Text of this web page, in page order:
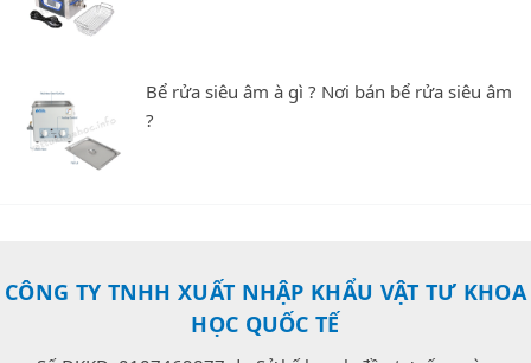
Bể rửa siêu âm à gì ? Nơi bán bể rửa siêu âm
?
CÔNG TY TNHH XUẤT NHẬP KHẨU VẬT TƯ KHOA
HỌC QUỐC TẾ